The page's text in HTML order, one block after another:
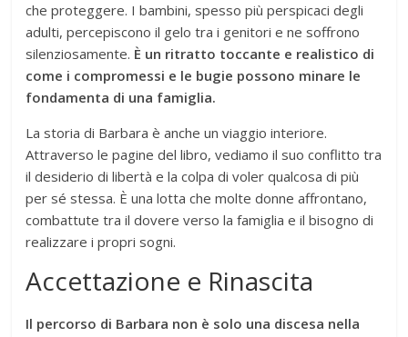
che proteggere. I bambini, spesso più perspicaci degli
adulti, percepiscono il gelo tra i genitori e ne soffrono
silenziosamente. È un ritratto toccante e realistico di
come i compromessi e le bugie possono minare le
fondamenta di una famiglia.
La storia di Barbara è anche un viaggio interiore.
Attraverso le pagine del libro, vediamo il suo conflitto tra
il desiderio di libertà e la colpa di voler qualcosa di più
per sé stessa. È una lotta che molte donne affrontano,
combattute tra il dovere verso la famiglia e il bisogno di
realizzare i propri sogni.
Accettazione e Rinascita
Il percorso di Barbara non è solo una discesa nella